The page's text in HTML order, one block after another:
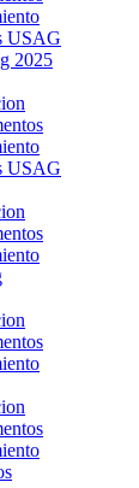
USAG
2025
USAG